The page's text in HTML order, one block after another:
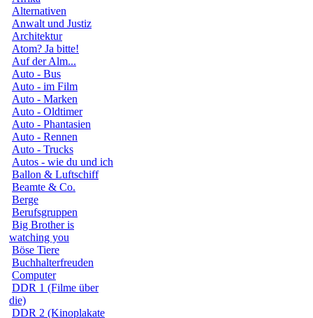
Alternativen
Anwalt und Justiz
Architektur
Atom? Ja bitte!
Auf der Alm...
Auto - Bus
Auto - im Film
Auto - Marken
Auto - Oldtimer
Auto - Phantasien
Auto - Rennen
Auto - Trucks
Autos - wie du und ich
Ballon & Luftschiff
Beamte & Co.
Berge
Berufsgruppen
Big Brother is
watching you
Böse Tiere
Buchhalterfreuden
Computer
DDR 1 (Filme über
die)
DDR 2 (Kinoplakate